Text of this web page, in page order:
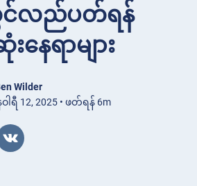
လည်ပတ်ရန်
ေရာများ
Wilder
ရီ 12, 2025 • ဖတ်ရန် 6m